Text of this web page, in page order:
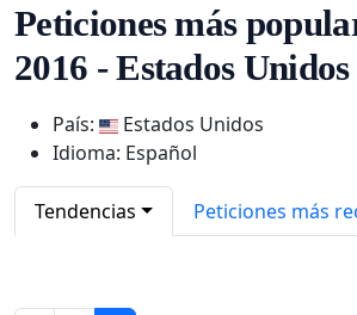
Peticiones más
2016 - Estados Unidos
País:
Estados Unidos
Idioma: Español
Tendencias Peticiones más